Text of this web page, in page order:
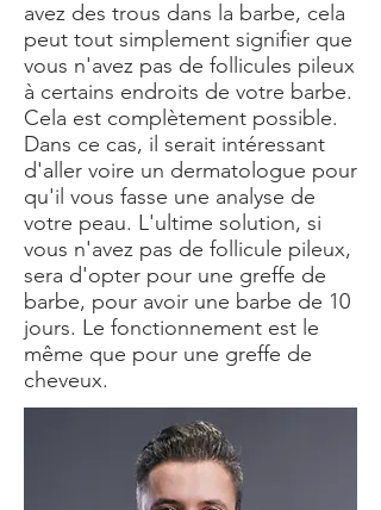
avez des trous dans la barbe, cela
peut tout simplement signifier que
vous n'avez pas de follicules pileux
à certains endroits de votre barbe.
Cela est complètement possible.
Dans ce cas, il serait intéressant
d'aller voire un dermatologue pour
qu'il vous fasse une analyse de
votre peau. L'ultime solution, si
vous n'avez pas de follicule pileux,
sera d'opter pour une greffe de
barbe, pour avoir une barbe de 10
jours. Le fonctionnement est le
même que pour une greffe de
cheveux.